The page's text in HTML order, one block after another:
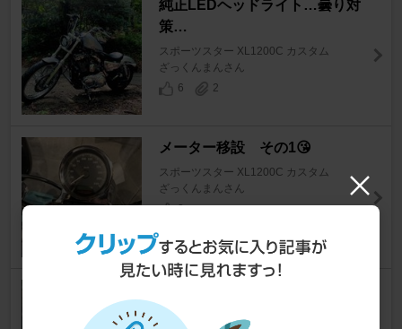
純正LEDヘッドライト…曇り対
策…
スポーツスター XL1200C カスタム
ざっくんまんさん
6
2
メーター移設 その1😘
スポーツスター XL1200C カスタム
ざっくんまんさん
2
い(；´Д｀)